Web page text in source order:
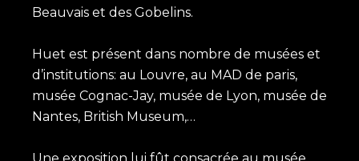
Beauvais et des Gobelins.
Huet est présent dans nombre de musées et
d’institutions: au Louvre, au MAD de paris,
musée Cognac-Jay, musée de Lyon, musée de
Nantes, British Museum,…